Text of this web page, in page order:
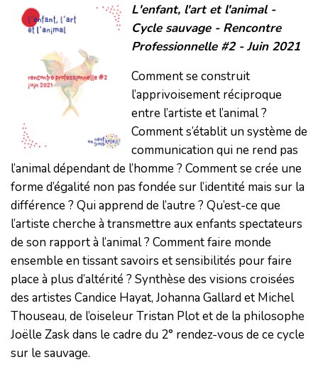
L'enfant, l'art et l'animal -
Cycle sauvage - Rencontre
Professionnelle #2 - Juin 2021
Comment se construit
l’apprivoisement réciproque
entre l’artiste et l’animal ?
Comment s’établit un système de
communication qui ne rend pas
l’animal dépendant de l’homme ? Comment se crée une
forme d’égalité non pas fondée sur l’identité mais sur la
différence ? Qui apprend de l’autre ? Qu’est-ce que
l’artiste cherche à transmettre aux enfants spectateurs
de son rapport à l’animal ? Comment faire monde
ensemble en tissant savoirs et sensibilités pour faire
place à plus d’altérité ? Synthèse des visions croisées
des artistes Candice Hayat, Johanna Gallard et Michel
Thouseau, de l’oiseleur Tristan Plot et de la philosophe
Joëlle Zask dans le cadre du 2° rendez-vous de ce cycle
sur le sauvage.